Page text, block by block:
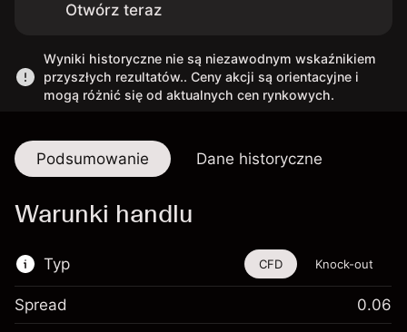
Otwórz teraz
Wyniki historyczne nie są niezawodnym wskaźnikiem
przyszłych rezultatów.. Ceny akcji są orientacyjne i
mogą różnić się od aktualnych cen rynkowych.
Podsumowanie Dane historyczne
Warunki handlu
Typ
Ten instrument finansowy jest dostępny do
CFD Knock-out
Spread 0.06